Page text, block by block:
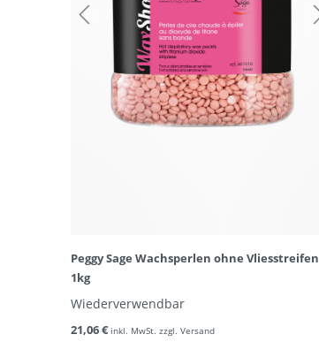
Peggy Sage Wachsperlen ohne Vliesstreifen
1kg
Wiederverwendbar
21,06 € inkl. MwSt. zzgl. Versand